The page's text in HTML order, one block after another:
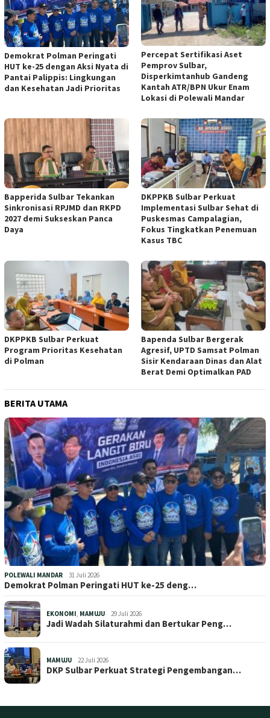
Demokrat Polman Peringati
HUT ke-25 dengan Aksi Nyata di
Pantai Palippis: Lingkungan
dan Kesehatan Jadi Prioritas
Percepat Sertifikasi Aset
Pemprov Sulbar,
Disperkimtanhub Gandeng
Kantah ATR/BPN Ukur Enam
Lokasi di Polewali Mandar
Bapperida Sulbar Tekankan
Sinkronisasi RPJMD dan RKPD
2027 demi Sukseskan Panca
Daya
DKPPKB Sulbar Perkuat
Implementasi Sulbar Sehat di
Puskesmas Campalagian,
Fokus Tingkatkan Penemuan
Kasus TBC
DKPPKB Sulbar Perkuat
Program Prioritas Kesehatan
di Polman
Bapenda Sulbar Bergerak
Agresif, UPTD Samsat Polman
Sisir Kendaraan Dinas dan Alat
Berat Demi Optimalkan PAD
BERITA UTAMA
POLEWALI MANDAR 31 Juli 2026
Demokrat Polman Peringati HUT ke-25 deng…
EKONOMI, MAMUJU 29 Juli 2026
Jadi Wadah Silaturahmi dan Bertukar Peng…
MAMUJU 22 Juli 2026
DKP Sulbar Perkuat Strategi Pengembangan…